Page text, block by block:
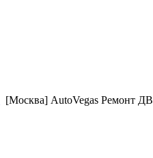
[Москва] AutoVegas Ремонт